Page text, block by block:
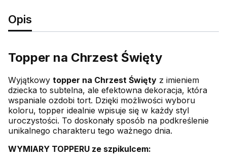
Opis
Topper na Chrzest Święty
Wyjątkowy topper na Chrzest Święty z imieniem
dziecka to subtelna, ale efektowna dekoracja, która
wspaniale ozdobi tort. Dzięki możliwości wyboru
koloru, topper idealnie wpisuje się w każdy styl
uroczystości. To doskonały sposób na podkreślenie
unikalnego charakteru tego ważnego dnia.
WYMIARY TOPPERU ze szpikulcem: